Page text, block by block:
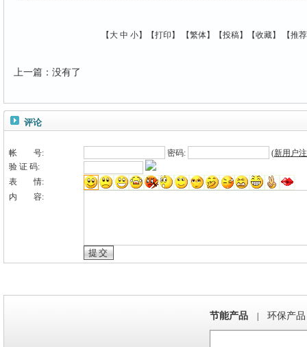
【 大 中 小】【打印 】 【繁体】【投稿】【收藏】 【推荐
上一篇 ： 没有了
评论
帐 号: 密码: (新用户
验 证 码:
表 情:
内 容:
节能产品 环保产品